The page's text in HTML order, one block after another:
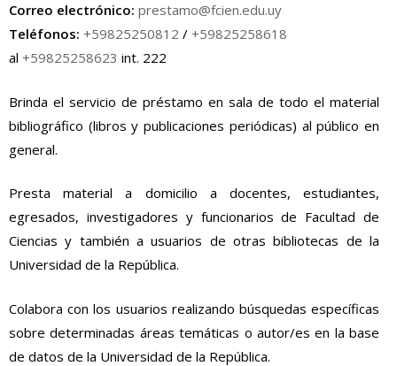
Correo electrónico: prestamo@fcien.edu.uy
Teléfonos: +59825250812 / +59825258618
al +59825258623 int. 222
Brinda el servicio de préstamo en sala de todo el material
bibliográfico (libros y publicaciones periódicas) al público en
general.
Presta material a domicilio a docentes, estudiantes,
egresados, investigadores y funcionarios de Facultad de
Ciencias y también a usuarios de otras bibliotecas de la
Universidad de la República.
Colabora con los usuarios realizando búsquedas específicas
sobre determinadas áreas temáticas o autor/es en la base
de datos de la Universidad de la República.